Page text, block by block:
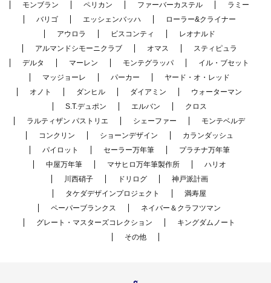
モンブラン
ペリカン ファーバーカステル
ラミー
バリゴ
エッシェンバッハ
ローラー&クライナー
アウロラ
ビスコンティ
レオナルド
アルマンドシモーニクラブ
オマス
スティピュラ
デルタ
マーレン モンテグラッパ
イル・ブセット
マッジョーレ
パーカー
ヤード・オ・レッド
オノト
ダンヒル ダイアミン
ウォーターマン
S.T.デュポン
エルバン
クロス
ラルティザン パストリエ
シェーファー
モンテベルデ
コンクリン
ショーンデザイン
カランダッシュ
パイロット
セーラー万年筆
プラチナ万年筆
中屋万年筆
マサヒロ万年筆製作所
ハリオ
川西硝子
ドリログ
神戸派計画
タケダデザインプロジェクト
満寿屋
ペーパーブランクス
ネイバー＆クラフツマン
グレート・マスターズコレクション
キングダムノート
その他